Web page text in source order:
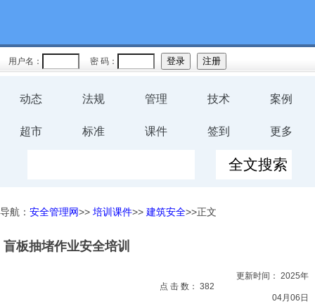
用户名： 密 码：
动态 法规 管理 技术 案例
超市 标准 课件 签到 更多
规程
预案
评价
生
环保
导航： 安全管理网>> 培训课件>> 建筑安全>>正文
盲板抽堵作业安全培训
点 击 数： 382
更新时间： 2025年
04月06日